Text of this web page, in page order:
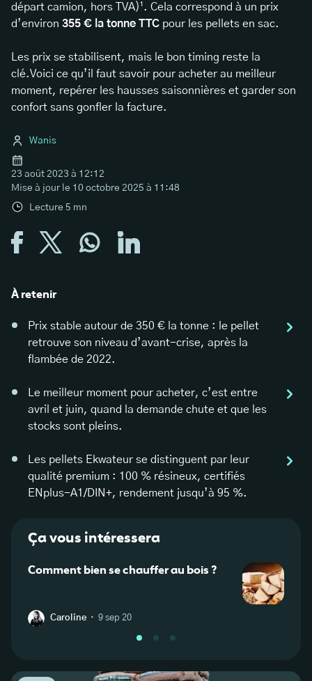
départ camion, hors TVA)¹. Cela correspond à un prix
d’environ 355 € la tonne TTC pour les pellets en sac.
Les prix se stabilisent, mais le bon timing reste la
clé.Voici ce qu’il faut savoir pour acheter au meilleur
moment, repérer les hausses saisonnières et garder son
confort sans gonfler la facture.
Wanis
23 août 2023 à 12:12
Mise à jour le 10 octobre 2025 à 11:48
Lecture 5 mn
À retenir
Prix stable autour de 350 € la tonne : le pellet
retrouve son niveau d’avant-crise, après la
flambée de 2022.
Le meilleur moment pour acheter, c’est entre
avril et juin, quand la demande chute et que les
stocks sont pleins.
Les pellets Ekwateur se distinguent par leur
qualité premium : 100 % résineux, certifiés
ENplus-A1/DIN+, rendement jusqu’à 95 %.
Ça vous intéressera
Comment bien se chauffer au bois ?
Caroline · 9 sep 20